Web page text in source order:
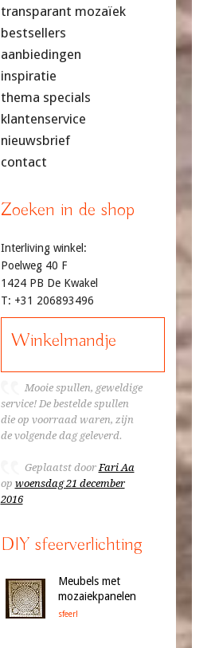
transparant mozaïek
bestsellers
aanbiedingen
inspiratie
thema specials
klantenservice
nieuwsbrief
contact
Zoeken in de shop
Interliving winkel:
Poelweg 40 F
1424 PB De Kwakel
T: +31 206893496
Winkelmandje
Mooie spullen, geweldige
service! De bestelde spullen
die op voorraad waren, zijn
de volgende dag geleverd.
Geplaatst doorFari Aa
op woensdag 21 december
2016
DIY sfeerverlichting
Meubels met
mozaiekpanelen
sfeer!